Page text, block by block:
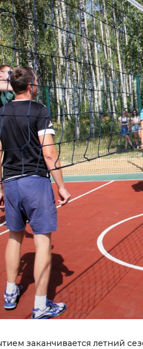
заканчивается летний